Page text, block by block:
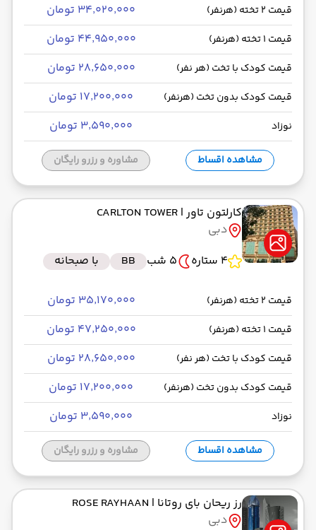
قیمت 2 تخته (هرنفر) ۳۴٬۰۲۰٬۰۰۰ تومان
قیمت 1 تخته (هرنفر) ۴۴٬۹۵۰٬۰۰۰ تومان
قیمت کودک با تخت (هر نفر) ۲۸٬۶۵۰٬۰۰۰ تومان
قیمت کودک بدون تخت (هرنفر) ۱۷٬۲۰۰٬۰۰۰ تومان
نوزاد ۳٬۵۹۰٬۰۰۰ تومان
مشاهده اقساط مشاوره و رزرو رایگان
کارلتون تاور| CARLTON TOWER
دبی
4 ستاره
5 شب BB با صبحانه
قیمت 2 تخته (هرنفر) ۳۵٬۱۷۰٬۰۰۰ تومان
قیمت 1 تخته (هرنفر) ۴۷٬۲۵۰٬۰۰۰ تومان
قیمت کودک با تخت (هر نفر) ۲۸٬۶۵۰٬۰۰۰ تومان
قیمت کودک بدون تخت (هرنفر) ۱۷٬۲۰۰٬۰۰۰ تومان
نوزاد ۳٬۵۹۰٬۰۰۰ تومان
مشاهده اقساط مشاوره و رزرو رایگان
رز ریحان بای روتانا | ROSE RAYHAAN
دبی